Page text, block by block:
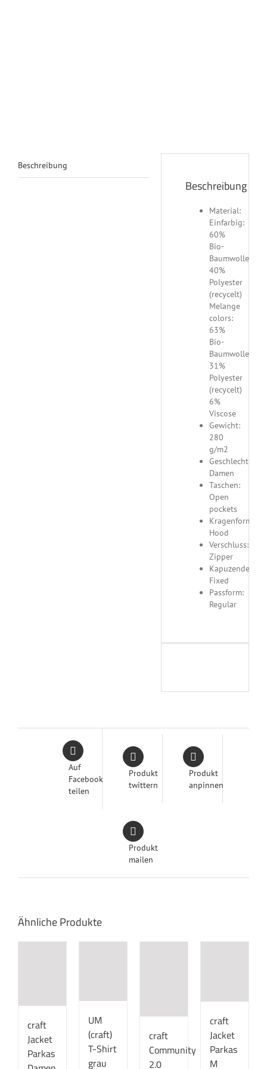
Beschreibung
Beschreibung
Material:
Einfarbig:
60%
Bio-
Baumwolle
40%
Polyester
(recycelt)
Melange
colors:
63%
Bio-
Baumwolle
31%
Polyester
(recycelt)
6%
Viscose
Gewicht:
280
g/m2
Geschlecht:
Damen
Taschen:
Open
pockets
Kragenform:
Hood
Verschluss:
Zipper
Kapuzendetails:
Fixed
Passform:
Regular
Auf
Facebook
teilen
Produkt
twittern
Produkt
anpinnen
Produkt
mailen
Ähnliche Produkte
craft
Jacket
Parkas
UM
(craft)
T-Shirt
grau
craft
Community
2.0
craft
Jacket
Parkas
M